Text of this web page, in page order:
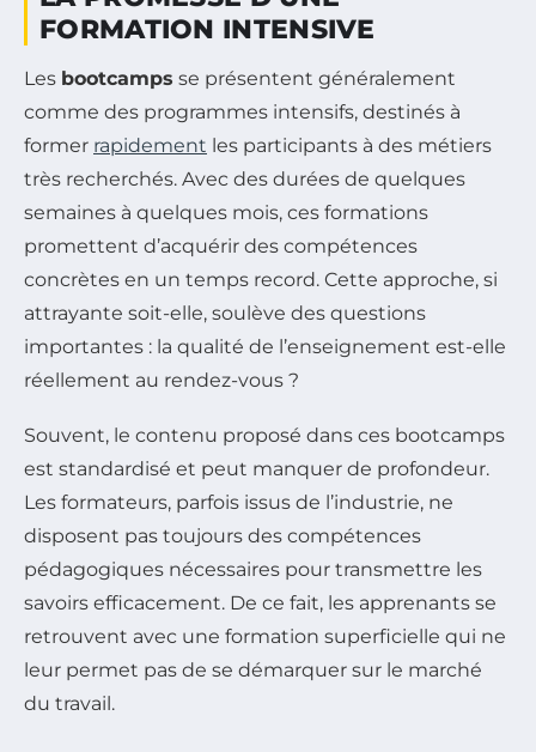
FORMATION INTENSIVE
Les bootcamps se présentent généralement
comme des programmes intensifs, destinés à
former rapidement les participants à des métiers
très recherchés. Avec des durées de quelques
semaines à quelques mois, ces formations
promettent d’acquérir des compétences
concrètes en un temps record. Cette approche, si
attrayante soit-elle, soulève des questions
importantes : la qualité de l’enseignement est-elle
réellement au rendez-vous ?
Souvent, le contenu proposé dans ces bootcamps
est standardisé et peut manquer de profondeur.
Les formateurs, parfois issus de l’industrie, ne
disposent pas toujours des compétences
pédagogiques nécessaires pour transmettre les
savoirs efficacement. De ce fait, les apprenants se
retrouvent avec une formation superficielle qui ne
leur permet pas de se démarquer sur le marché
du travail.